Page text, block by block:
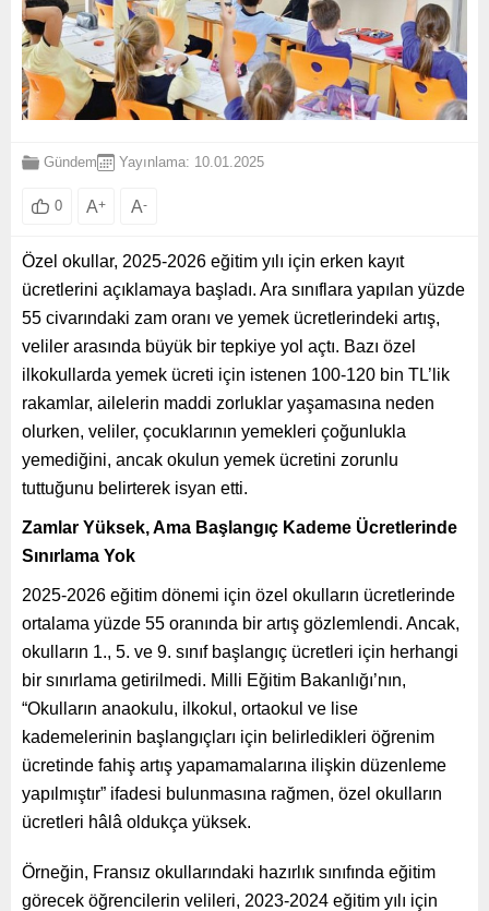
Gündem Yayınlama: 10.01.2025
0 A+ A-
Özel okullar, 2025-2026 eğitim yılı için erken kayıt
ücretlerini açıklamaya başladı. Ara sınıflara yapılan yüzde
55 civarındaki zam oranı ve yemek ücretlerindeki artış,
veliler arasında büyük bir tepkiye yol açtı. Bazı özel
ilkokullarda yemek ücreti için istenen 100-120 bin TL’lik
rakamlar, ailelerin maddi zorluklar yaşamasına neden
olurken, veliler, çocuklarının yemekleri çoğunlukla
yemediğini, ancak okulun yemek ücretini zorunlu
tuttuğunu belirterek isyan etti.
Zamlar Yüksek, Ama Başlangıç Kademe Ücretlerinde
Sınırlama Yok
2025-2026 eğitim dönemi için özel okulların ücretlerinde
ortalama yüzde 55 oranında bir artış gözlemlendi. Ancak,
okulların 1., 5. ve 9. sınıf başlangıç ücretleri için herhangi
bir sınırlama getirilmedi. Milli Eğitim Bakanlığı’nın,
“Okulların anaokulu, ilkokul, ortaokul ve lise
kademelerinin başlangıçları için belirledikleri öğrenim
ücretinde fahiş artış yapamamalarına ilişkin düzenleme
yapılmıştır” ifadesi bulunmasına rağmen, özel okulların
ücretleri hâlâ oldukça yüksek.
Örneğin, Fransız okullarındaki hazırlık sınıfında eğitim
görecek öğrencilerin velileri, 2023-2024 eğitim yılı için